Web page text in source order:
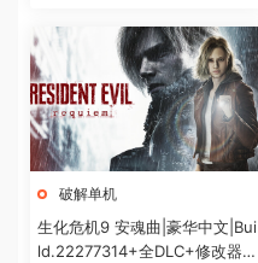
破解单机
生化危机9 安魂曲|豪华中文|Bui
ld.22277314+全DLC+修改器|